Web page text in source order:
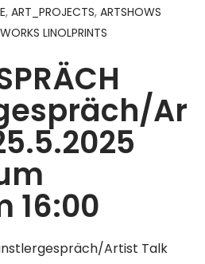
, ART_PROJECTS, ARTSHOWS
LINOLPRINTS
Ar
16:00